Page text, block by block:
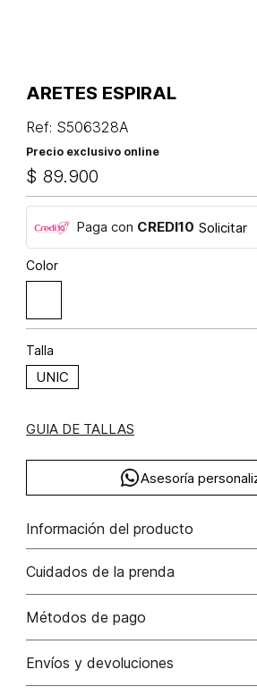
ARETES ESPIRAL
Ref: S506328A
Precio exclusivo online
$ 89.900
Paga con CREDI10 Solicitar
Color
Talla
UNIC
GUIA DE TALLAS
Asesoría
Información del producto
Aretes espiral
Cuidados de la prenda
Métodos de pago
Tarjetas de crédito: Visa, Dinners,
Envíos y devoluciones